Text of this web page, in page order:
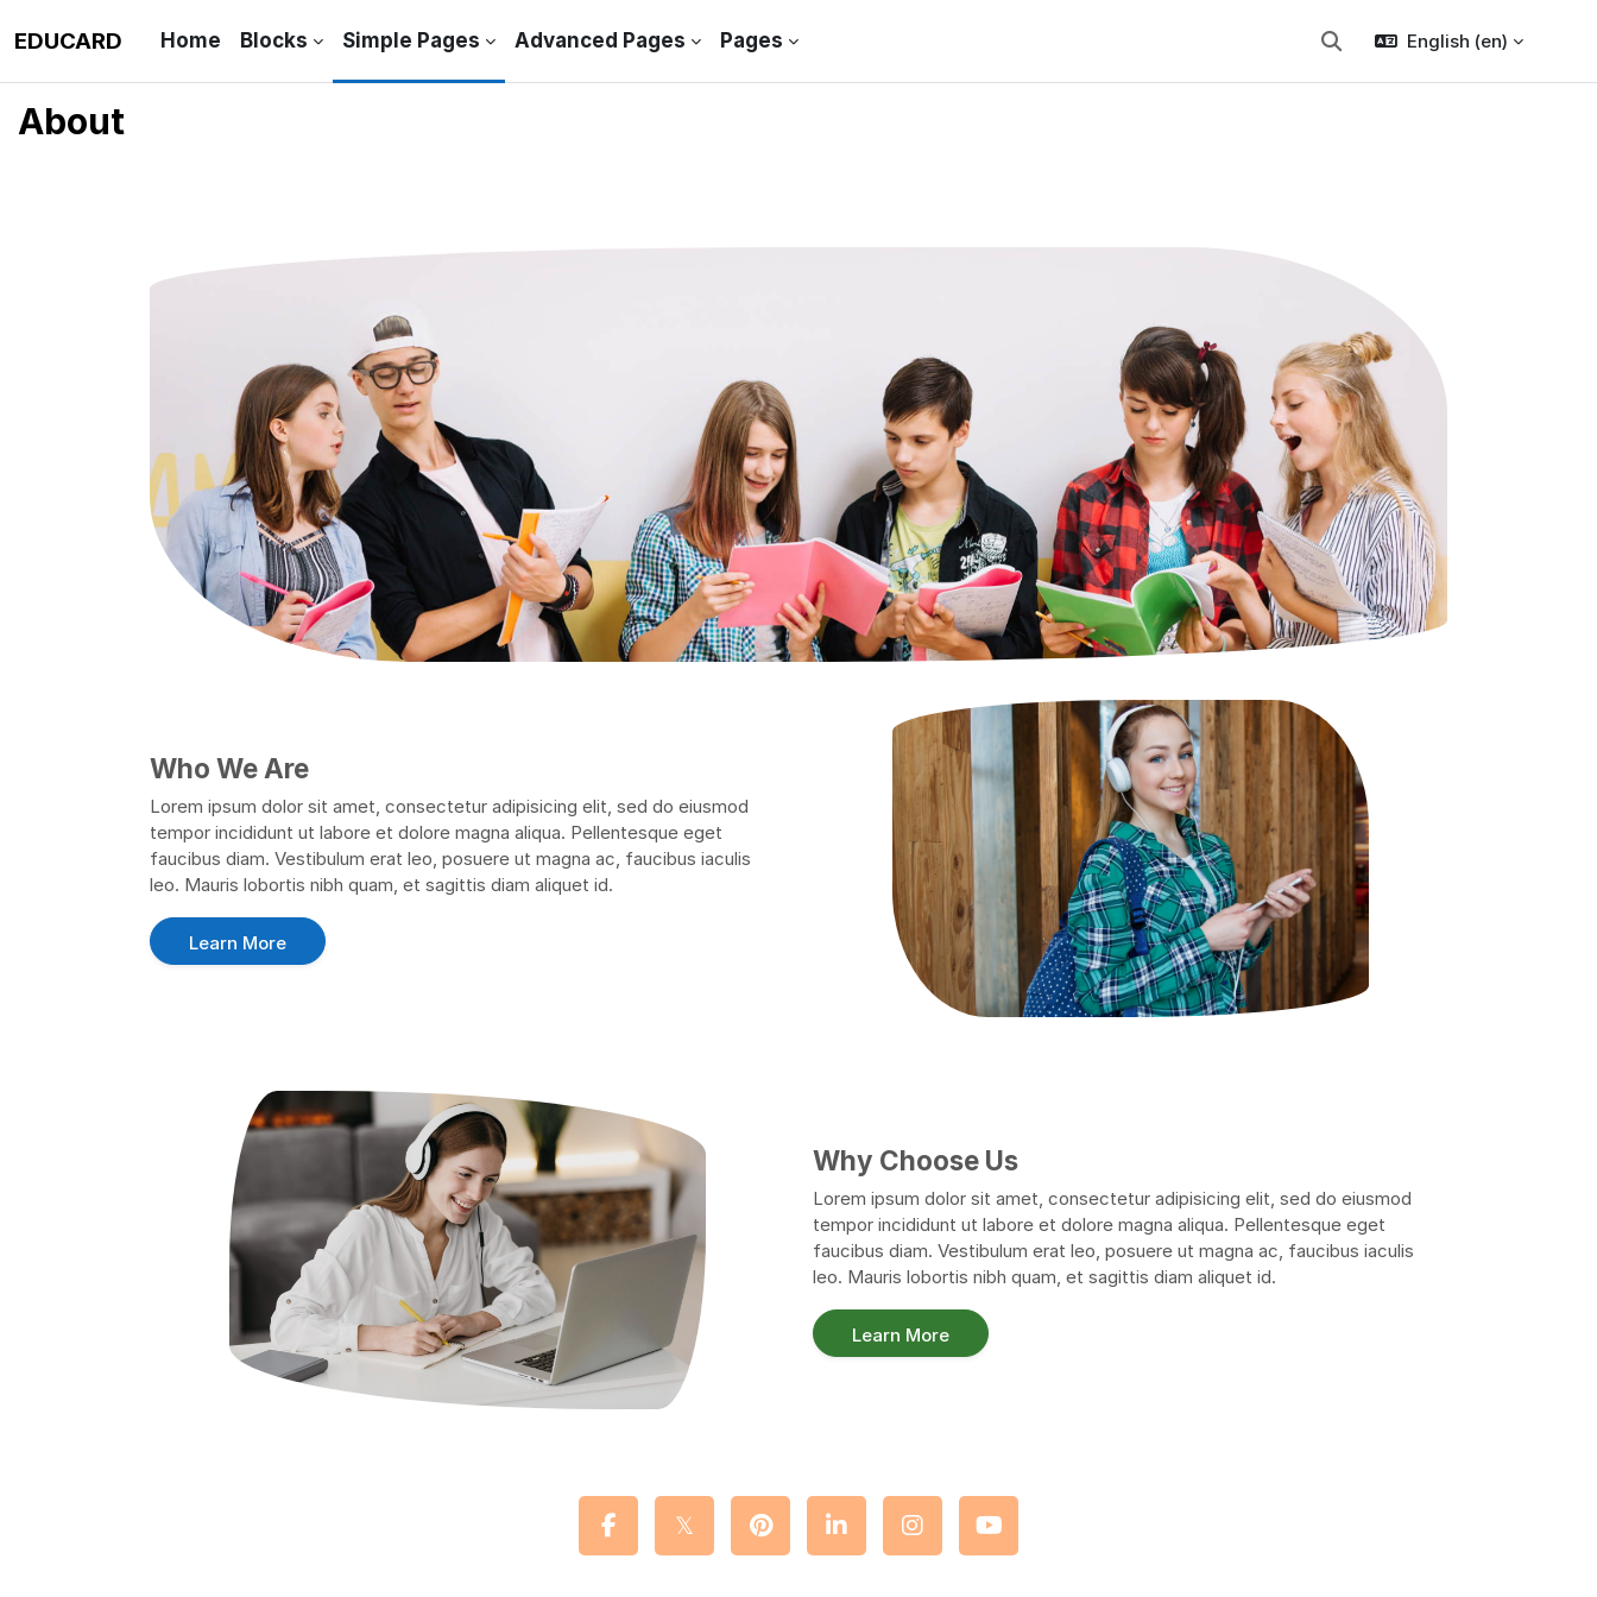
EDUCARD Home Blocks Simple Pages Advanced Pages Pages
Toggle search input
English ‎(en)‎
About
Who We Are
Lorem ipsum dolor sit amet, consectetur adipisicing elit, sed do eiusmod
tempor incididunt ut labore et dolore magna aliqua. Pellentesque eget
faucibus diam. Vestibulum erat leo, posuere ut magna ac, faucibus iaculis
leo. Mauris lobortis nibh quam, et sagittis diam aliquet id.
Learn More
Why Choose Us
Lorem ipsum dolor sit amet, consectetur adipisicing elit, sed do eiusmod
tempor incididunt ut labore et dolore magna aliqua. Pellentesque eget
faucibus diam. Vestibulum erat leo, posuere ut magna ac, faucibus iaculis
leo. Mauris lobortis nibh quam, et sagittis diam aliquet id.
Learn More